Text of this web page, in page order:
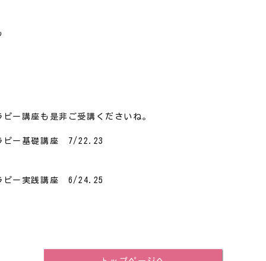
ー講座も是非ご受講くださいね。
ピー基礎講座 7/22.23
ピー実践講座 6/24.25